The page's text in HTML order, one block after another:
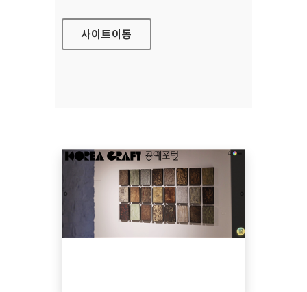
사이트이동